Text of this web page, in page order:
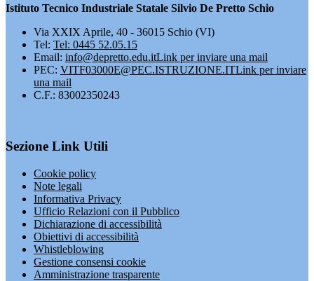
Istituto Tecnico Industriale Statale Silvio De Pretto Schio
Via XXIX Aprile, 40 - 36015 Schio (VI)
Tel: Tel: 0445 52.05.15
Email: info@depretto.edu.itLink per inviare una mail
PEC: VITF03000E@PEC.ISTRUZIONE.ITLink per inviare
una mail
C.F.: 83002350243
Sezione Link Utili
Cookie policy
Note legali
Informativa Privacy
Ufficio Relazioni con il Pubblico
Dichiarazione di accessibilità
Obiettivi di accessibilità
Whistleblowing
Gestione consensi cookie
Amministrazione trasparente